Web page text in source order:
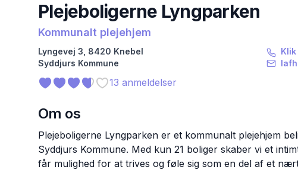
Plejeboligerne Lyngparken
Kommunalt plejehjem
Lyngevej 3 8420 Knebel
Syddjurs Kommune
13 anmeldelser
Om os
Plejeboligerne Lyngparken er et kommunalt plejehjem
Syddjurs Kommune. Med kun 21 boliger skaber vi et
får mulighed for at trives og føle sig som en del af et